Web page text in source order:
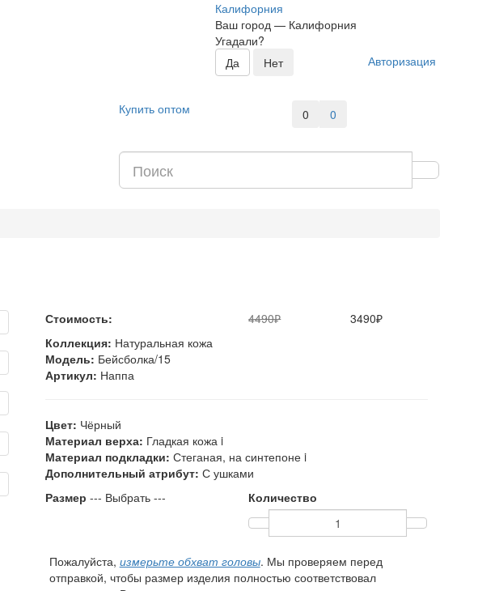
Калифорния
Ваш город — Калифорния
Угадали?
Авторизация
Купить оптом 0 0
Стоимость: 4490₽
3490₽
Коллекция: Натуральная кожа
Модель: Бейсболка/15
Артикул: Наппа
Цвет: Чёрный
Материал верха: Гладкая кожа i
Материал подкладки: Стеганая, на синтепоне i
Дополнительный атрибут: С ушками
Размер --- Выбрать --- Количество
Пожалуйста, измерьте обхват головы. Мы проверяем перед
отправкой, чтобы размер изделия полностью соответствовал